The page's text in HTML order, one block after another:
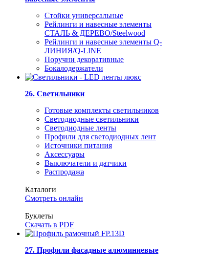
Стойки универсальные
Рейлинги и навесные элементы
СТАЛЬ & ДЕРЕВО/Steelwood
Рейлинги и навесные элементы Q-
ЛИНИЯ/Q-LINE
Поручни декоративные
Бокалодержатели
26. Светильники
Готовые комплекты светильников
Светодиодные светильники
Светодиодные ленты
Профили для светодиодных лент
Источники питания
Аксессуары
Выключатели и датчики
Распродажа
Каталоги
Смотреть онлайн
Буклеты
Скачать в PDF
27. Профили фасадные алюминиевые